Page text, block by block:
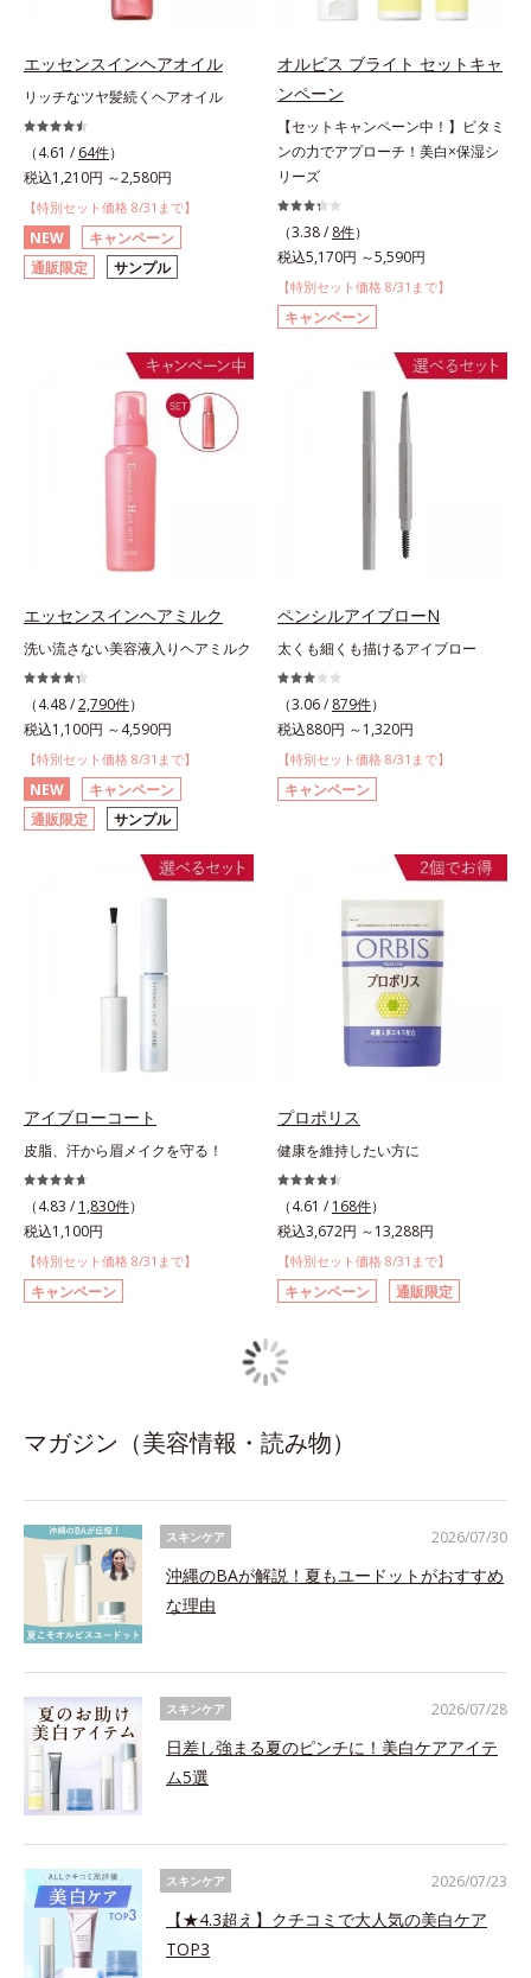
エッセンスインヘアオイル
リッチなツヤ髪続くヘアオイル
（4.61 / 64件）
税込1,210円 ～2,580円
【特別セット価格 8/31まで】
NEW
キャンペーン
通販限定
サンプル
オルビス ブライト セットキャ
ンペーン
【セットキャンペーン中！】ビタミ
ンの力でアプローチ！美白×保湿シ
リーズ
（3.38 / 8件）
税込5,170円 ～5,590円
【特別セット価格 8/31まで】
キャンペーン
エッセンスインヘアミルク
洗い流さない美容液入りヘアミルク
（4.48 /2,790件）
税込1,100円 ～4,590円
【特別セット価格 8/31まで】
NEW
キャンペーン
通販限定
サンプル
ペンシルアイブローN
太くも細くも描けるアイブロー
（3.06 / 879件）
税込880円 ～1,320円
【特別セット価格 8/31まで】
キャンペーン
アイブローコート
皮脂、汗から眉メイクを守る！
（4.83 / 1,830件）
税込1,100円
【特別セット価格 8/31まで】
キャンペーン
プロポリス
健康を維持したい方に
（4.61 / 168件）
税込3,672円 ～13,288円
【特別セット価格 8/31まで】
キャンペーン 通販限定
マガジン（美容情報・読み物）
スキンケア
沖縄のBAが解説！夏もユードットがおすすめ
な理由
2026/07/30
スキンケア
日差し強まる夏のピンチに！美白ケアアイテ
ム5選
2026/07/28
スキンケア
【★4.3超え】クチコミで大人気の美白ケア
TOP3
2026/07/23